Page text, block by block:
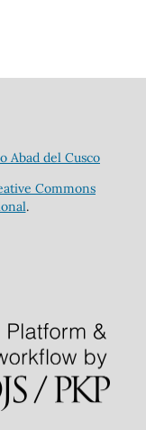
Abad del Cusco
Commons
.